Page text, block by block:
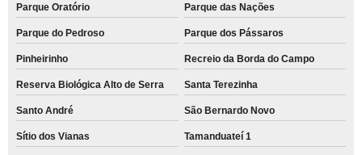
Parque Oratório Parque das Nações
Parque do Pedroso Parque dos Pássaros
Pinheirinho Recreio da Borda do Campo
Reserva Biológica Alto de Serra Santa Terezinha
Santo André São Bernardo Novo
Sítio dos Vianas Tamanduateí 1